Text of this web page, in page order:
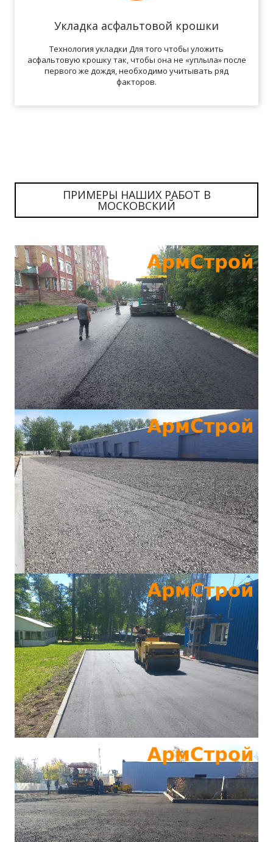
Укладка асфальтовой крошки
Технология укладки Для того чтобы уложить
асфальтовую крошку так, чтобы она не «уплыла» после
первого же дождя, необходимо учитывать ряд
факторов.
ПРИМЕРЫ НАШИХ РАБОТ В
МОСКОВСКИЙ